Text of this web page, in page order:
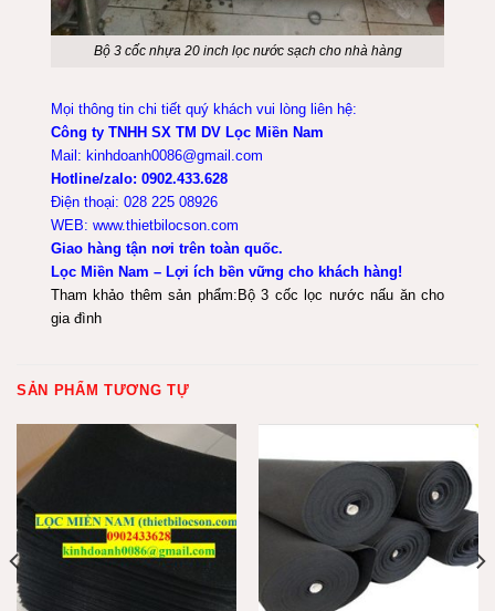
Bộ 3 cốc nhựa 20 inch lọc nước sạch cho nhà hàng
Mọi thông tin chi tiết quý khách vui lòng liên hệ:
Công ty TNHH SX TM DV Lọc Miền Nam
Mail: kinhdoanh0086@gmail.com
Hotline/zalo: 0902.433.628
Điện thoại: 028 225 08926
WEB: www.thietbilocson.com
Giao hàng tận nơi trên toàn quốc.
Lọc Miền Nam – Lợi ích bền vững cho khách hàng!
Tham khảo thêm sản phẩm: Bộ 3 cốc lọc nước nấu ăn cho
gia đình
SẢN PHẨM TƯƠNG TỰ